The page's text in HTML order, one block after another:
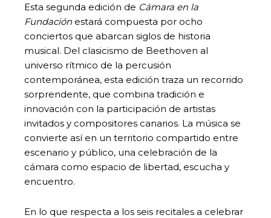
Esta segunda edición de Cámara en la
Fundación estará compuesta por ocho
conciertos que abarcan siglos de historia
musical. Del clasicismo de Beethoven al
universo rítmico de la percusión
contemporánea, esta edición traza un recorrido
sorprendente, que combina tradición e
innovación con la participación de artistas
invitados y compositores canarios. La música se
convierte así en un territorio compartido entre
escenario y público, una celebración de la
cámara como espacio de libertad, escucha y
encuentro.
En lo que respecta a los seis recitales a celebrar